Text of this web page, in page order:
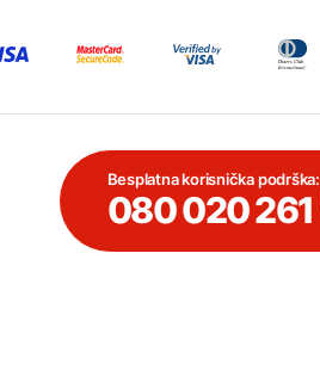
Besplatna korisnička podrška:
080 020 261